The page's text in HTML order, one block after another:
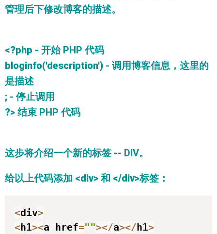
管理后下修改博客的描述。
<?php - 开始 PHP 代码
bloginfo('description') - 调用博客信息，这里的
是描述
; - 停止调用
?> 结束 PHP 代码
这步将介绍一个新的标签 -- DIV。
给以上代码添加 <div> 和 </div>标签：
<div>
<h1><a href=""></a></h1>